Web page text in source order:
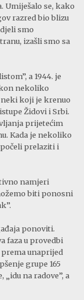
Umiješalo se, kako
razred bio blizu
smo
izašli smo sa
a 1944. je
nekoliko
koji je krenuo
Židovi i Srbi.
prijetećim
Kada je nekoliko
prelaziti i
namjeri
biti ponosni
ponoviti.
faza u provedbi
prema unaprijed
grupe 165
na radove”, a